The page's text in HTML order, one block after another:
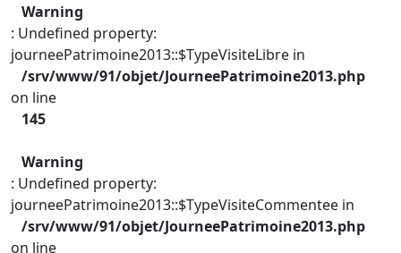
Warning
: Undefined property:
journeePatrimoine2013::$TypeVisiteLibre in
/srv/www/91/objet/JourneePatrimoine2013.php
on line
145
Warning
: Undefined property:
journeePatrimoine2013::$TypeVisiteCommentee in
/srv/www/91/objet/JourneePatrimoine2013.php
on line